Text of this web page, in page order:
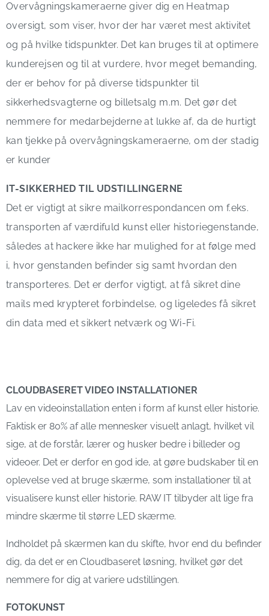
Overvågningskameraerne giver dig en Heatmap
oversigt, som viser, hvor der har været mest aktivitet
og på hvilke tidspunkter. Det kan bruges til at optimere
kunderejsen og til at vurdere, hvor meget bemanding,
der er behov for på diverse tidspunkter til
sikkerhedsvagterne og billetsalg m.m. Det gør det
nemmere for medarbejderne at lukke af, da de hurtigt
kan tjekke på overvågningskameraerne, om der stadig
er kunder
IT-SIKKERHED TIL UDSTILLINGERNE
Det er vigtigt at sikre mailkorrespondancen om f.eks.
transporten af værdifuld kunst eller historiegenstande,
således at hackere ikke har mulighed for at følge med
i, hvor genstanden befinder sig samt hvordan den
transporteres. Det er derfor vigtigt, at få sikret dine
mails med krypteret forbindelse, og ligeledes få sikret
din data med et sikkert netværk og Wi-Fi.
CLOUDBASERET VIDEO INSTALLATIONER
Lav en videoinstallation enten i form af kunst eller historie.
Faktisk er 80% af alle mennesker visuelt anlagt, hvilket vil
sige, at de forstår, lærer og husker bedre i billeder og
videoer. Det er derfor en god ide, at gøre budskaber til en
oplevelse ved at bruge skærme, som installationer til at
visualisere kunst eller historie. RAW IT tilbyder alt lige fra
mindre skærme til større LED skærme.
Indholdet på skærmen kan du skifte, hvor end du befinder
dig, da det er en Cloudbaseret løsning, hvilket gør det
nemmere for dig at variere udstillingen.
FOTOKUNST